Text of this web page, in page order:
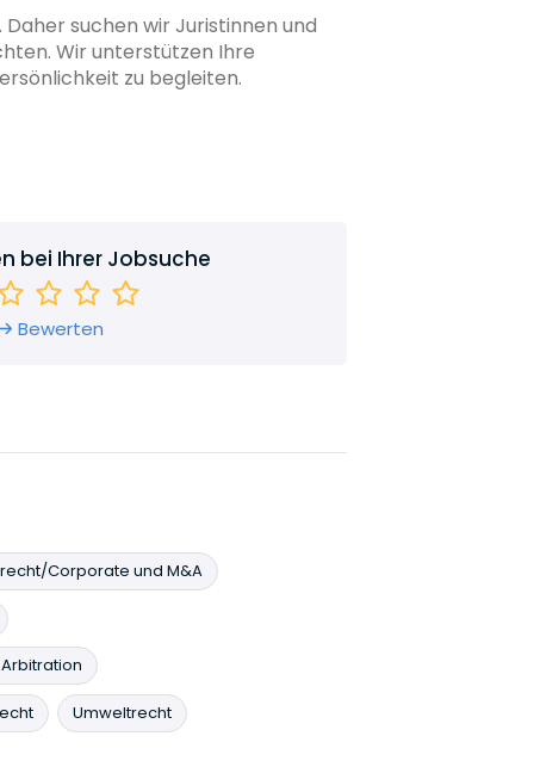
suchen wir Juristinnen und
Wir unterstützen Ihre
zu begleiten.
bei Ihrer Jobsuche
Bewerten
Corporate und M&A
Umweltrecht